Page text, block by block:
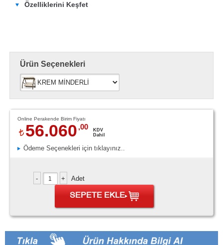
Özelliklerini Keşfet
Ürün Seçenekleri
Online Perakende Birim Fiyatı
56.060 ,00
KDV
Dahil
Ödeme Seçenekleri için tıklayınız..
Adet
SEPETE EKLE